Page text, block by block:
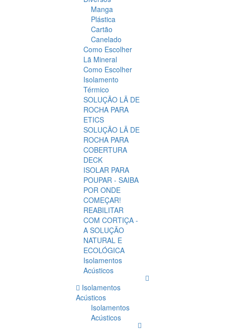
Manga
Plástica
Cartão
Canelado
Como Escolher
Lã Mineral
Como Escolher
Isolamento
Térmico
SOLUÇÃO LÃ DE
ROCHA PARA
ETICS
SOLUÇÃO LÃ DE
ROCHA PARA
COBERTURA
DECK
ISOLAR PARA
POUPAR - SAIBA
POR ONDE
COMEÇAR!
REABILITAR
COM CORTIÇA -
A SOLUÇÃO
NATURAL E
ECOLÓGICA
Isolamentos
Acústicos
Isolamentos
Acústicos
Isolamentos
Acústicos